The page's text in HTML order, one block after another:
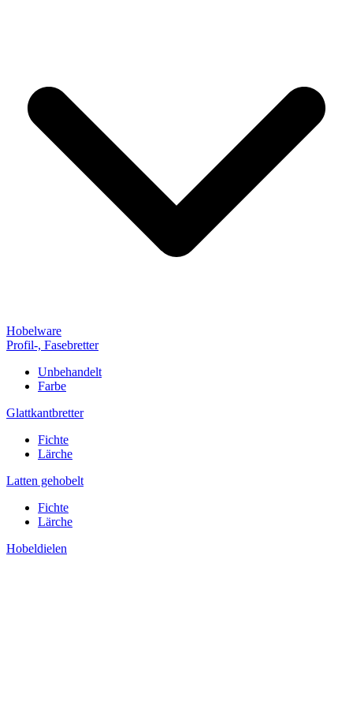
Hobelware
Profil-, Fasebretter
Unbehandelt
Farbe
Glattkantbretter
Fichte
Lärche
Latten gehobelt
Fichte
Lärche
Hobeldielen